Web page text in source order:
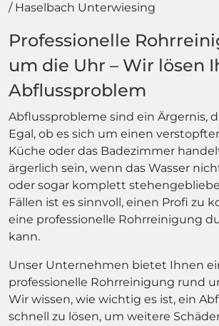
Haselbach Unterwiesing
Professionelle
um die Uhr – Wir lösen
Abflussproblem
Abflussprobleme sind ein Ärgernis,
Egal, ob es sich um einen
Küche oder das Badezimmer
ärgerlich sein, wenn das Wasser
oder sogar komplett
Fällen ist es sinnvoll, einen Profi zu
eine professionelle Rohrreinigung
kann.
Unser Unternehmen bietet Ihnen
professionelle Rohrreinigung rund
Wir wissen, wie wichtig es ist, ein
schnell zu lösen, um weitere